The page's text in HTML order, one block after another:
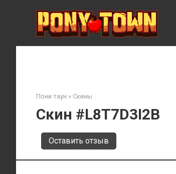
Пони таун » Скины
Скин #L8T7D3I2B
Оставить отзыв